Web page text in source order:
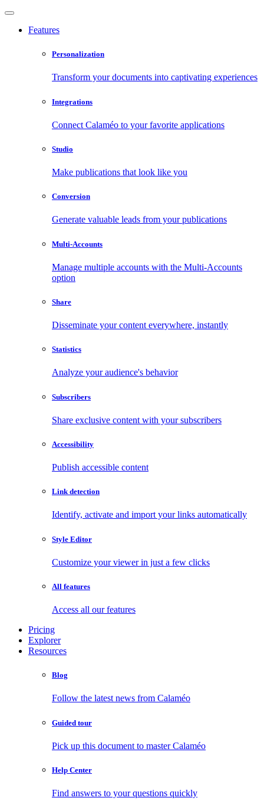
Features
Personalization
Transform your documents into captivating experiences
Integrations
Connect Calaméo to your favorite applications
Studio
Make publications that look like you
Conversion
Generate valuable leads from your publications
Multi-Accounts
Manage multiple accounts with the Multi-Accounts
option
Share
Disseminate your content everywhere, instantly
Statistics
Analyze your audience's behavior
Subscribers
Share exclusive content with your subscribers
Accessibility
Publish accessible content
Link detection
Identify, activate and import your links automatically
Style Editor
Customize your viewer in just a few clicks
All features
Access all our features
Pricing
Explorer
Resources
Blog
Follow the latest news from Calaméo
Guided tour
Pick up this document to master Calaméo
Help Center
Find answers to your questions quickly